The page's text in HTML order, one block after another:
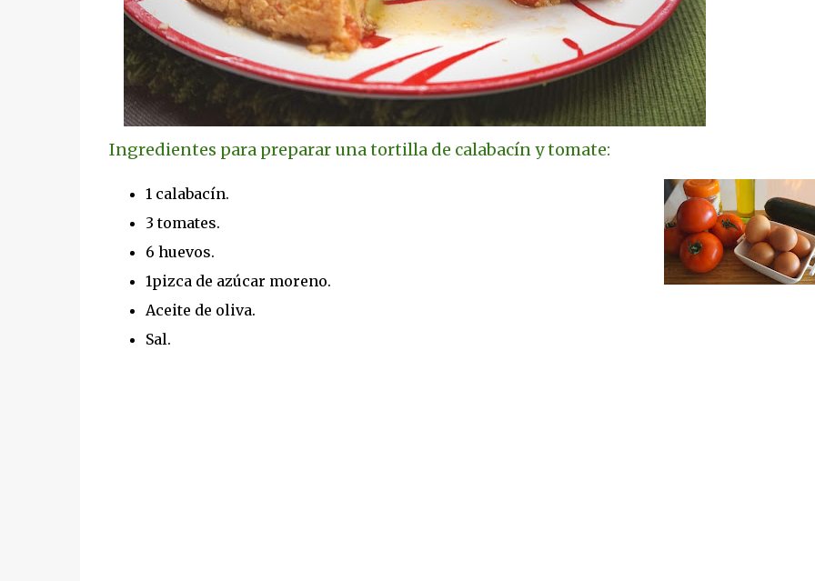
Ingredientes para preparar una tortilla de calabacín y tomate:
1 calabacín.
3 tomates.
6 huevos.
1pizca de azúcar moreno.
Aceite de oliva.
Sal.